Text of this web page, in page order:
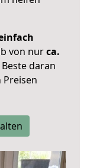
von nurca.
daran
Preisen